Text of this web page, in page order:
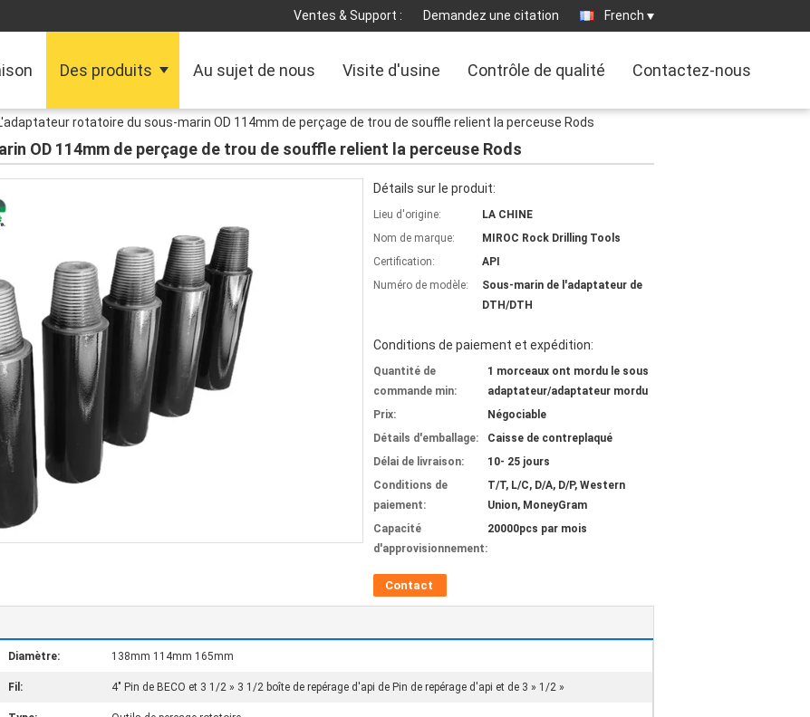
Ventes & Support : Demandez une citation French
Des produits Au sujet de nous Visite d'usine Contrôle de qualité Contactez-nous
rotatoire du sous-marin OD 114mm de perçage de trou de souffle relient la perceuse Rods
OD 114mm de perçage de trou de souffle relient la perceuse Rods
Détails sur le produit:
Lieu d'origine:
LA CHINE
Nom de marque:
MIROC Rock Drilling Tools
Certification:
API
Numéro de modèle:
Sous-marin de l'adaptateur de
DTH/DTH
Conditions de paiement et expédition:
Quantité de
commande min:
1 morceaux ont mordu le sous
adaptateur/adaptateur mordu
Prix:
Négociable
Détails d'emballage:
Caisse de contreplaqué
Délai de livraison:
10- 25 jours
Conditions de
paiement:
T/T, L/C, D/A, D/P, Western
Union, MoneyGram
Capacité
d'approvisionnement:
20000pcs par mois
Contact
Diamètre: 138mm 114mm 165mm
Fil: 4" Pin de BECO et 3 1/2 » 3 1/2 boîte de repérage d'api de Pin de repérage d'api et de 3 » 1/2 »